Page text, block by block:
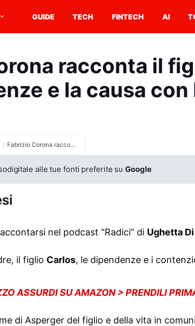
GUIDE TECH FINTECH AI
racconta il
e la causa
/ Fabrizio Corona racconta il figlio Carlos, le dipendenze e la causa con Mediaset
alle tue fonti preferite suGoogle
nel podcast “Radici” di Ughetta
il figlio Carlos, le dipendenze e i
ASSURDI SU AMAZON > PRENDILI
di Asperger del figlio e della vita in